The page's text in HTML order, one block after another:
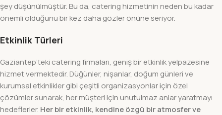
şey düşünülmüştür. Bu da, catering hizmetinin neden bu kadar
önemli olduğunu bir kez daha gözler önüne seriyor.
Etkinlik Türleri
Gaziantep’teki catering firmaları, geniş bir etkinlik yelpazesine
hizmet vermektedir. Düğünler, nişanlar, doğum günleri ve
kurumsal etkinlikler gibi çeşitli organizasyonlar için özel
çözümler sunarak, her müşteri için unutulmaz anlar yaratmayı
hedeflerler. Her bir etkinlik, kendine özgü bir atmosfer ve